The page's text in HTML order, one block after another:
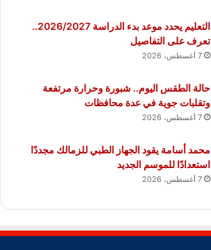
التعليم يحدد موعد بدء الدراسة 2026/2027..
تعرف على التفاصيل
7 أغسطس، 2026
حالة الطقس اليوم.. شبورة وحرارة مرتفعة
وتقلبات جوية في عدة محافظات
7 أغسطس، 2026
محمد أسامة يقود الجهاز الطبي للزمالك مجددًا
استعدادًا للموسم الجديد
7 أغسطس، 2026